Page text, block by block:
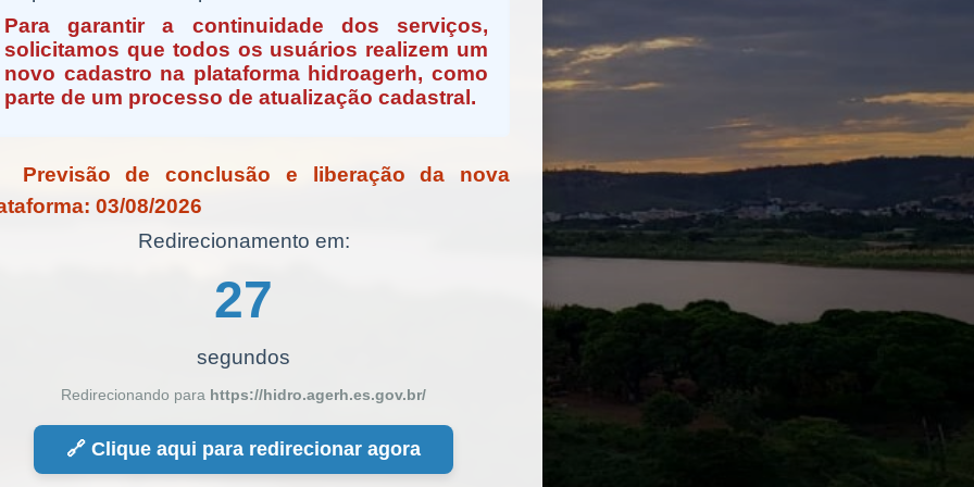
Para garantir a continuidade dos serviços,
solicitamos que todos os usuários realizem um
novo cadastro na plataforma hidroagerh, como
parte de um processo de atualização cadastral.
Previsão de conclusão e liberação da nova
03/08/2026
Redirecionamento em:
27
segundos
Redirecionando para https://hidro.agerh.es.gov.br/
🔗 Clique aqui para redirecionar agora